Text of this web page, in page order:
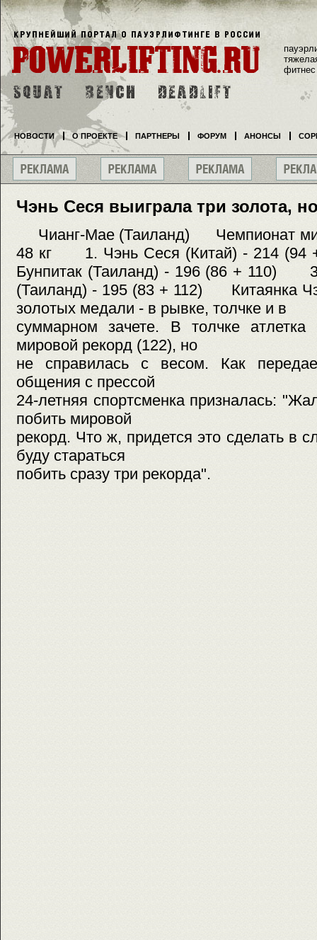
Чэнь Сеся выиграла три золота,
Чианг-Мае (Таиланд)
48 кг 1. Чэнь Сеся (Китай) - 214
Бунпитак (Таиланд) - 196 (86 + 110)
(Таиланд) - 195 (83 + 112) Китаянка
золотых медали - в рывке, толчке и в
суммарном зачете. В толчке атлетка
мировой рекорд (122), но
не справилась с весом. Как
общения с прессой
24-летняя спортсменка призналась:
побить мировой
рекорд. Что ж, придется это сделать в
буду стараться
побить сразу три рекорда".
фитнес
НОВОСТИ О ПРОЕКТЕ ПАРТНЕРЫ ФОРУМ АНОНСЫ